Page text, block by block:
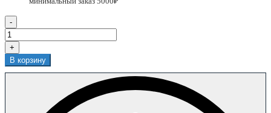
-
+
В корзину